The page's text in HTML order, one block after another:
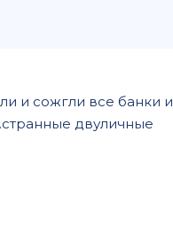
и сожгли все банки и
двуличные